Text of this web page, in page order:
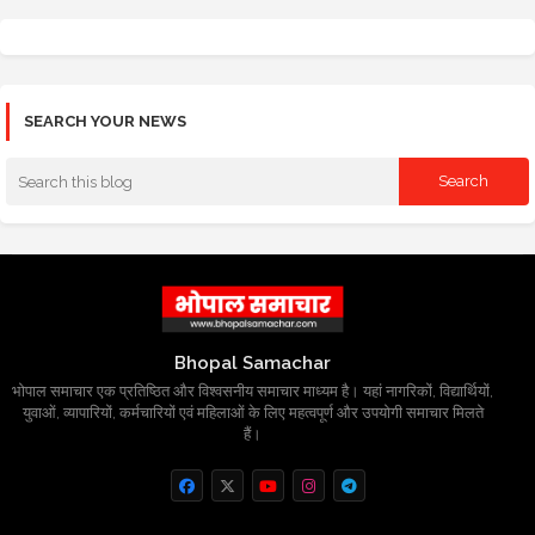
SEARCH YOUR NEWS
Bhopal Samachar
भोपाल समाचार एक प्रतिष्ठित और विश्वसनीय समाचार माध्यम है। यहां नागरिकों, विद्यार्थियों,
युवाओं, व्यापारियों, कर्मचारियों एवं महिलाओं के लिए महत्वपूर्ण और उपयोगी समाचार मिलते
हैं।